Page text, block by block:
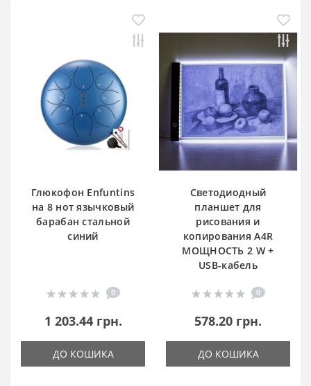
Глюкофон Enfuntins
на 8 нот язычковый
барабан стальной
синий
0
1 203.44 грн.
ДО КОШИКА
Светодиодный
планшет для
рисования и
копирования A4R
МОЩНОСТЬ 2 W +
USB-кабель
0
578.20 грн.
ДО КОШИКА